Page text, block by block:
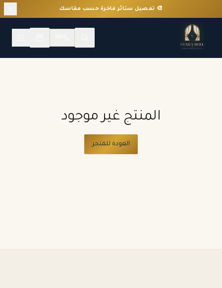
🎨 تفصيل ستائر فاخرة حسب مقاسك
المنتج غير موجود
العودة للمتجر